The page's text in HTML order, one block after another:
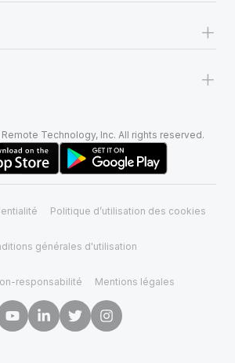
+
+
Technology, Inc. All rights reserved.
Politique d’utilisation des cookies
générales d'utilisation
responsabilité Mentions légales